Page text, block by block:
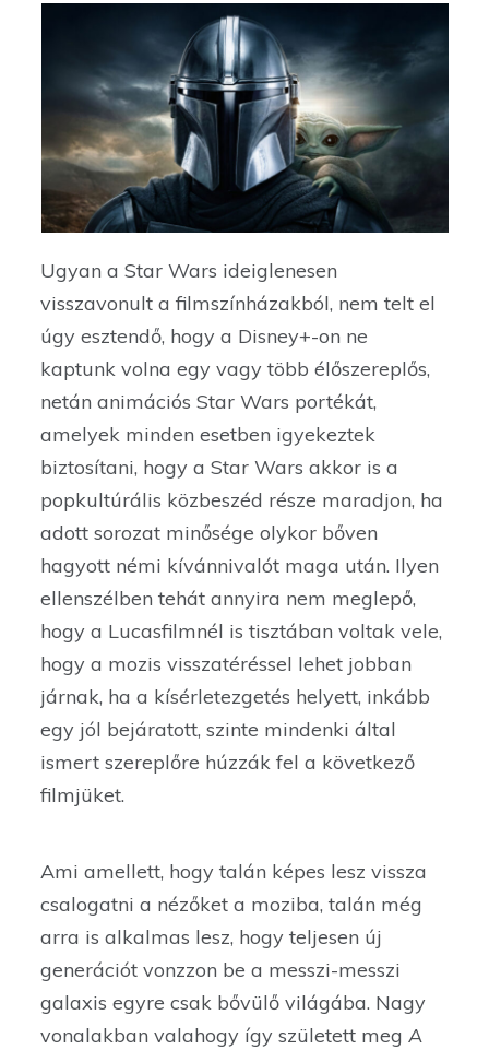
Ugyan a Star Wars ideiglenesen
visszavonult a filmszínházakból, nem telt el
úgy esztendő, hogy a Disney+-on ne
kaptunk volna egy vagy több élőszereplős,
netán animációs Star Wars portékát,
amelyek minden esetben igyekeztek
biztosítani, hogy a Star Wars akkor is a
popkultúrális közbeszéd része maradjon, ha
adott sorozat minősége olykor bőven
hagyott némi kívánnivalót maga után. Ilyen
ellenszélben tehát annyira nem meglepő,
hogy a Lucasfilmnél is tisztában voltak vele,
hogy a mozis visszatéréssel lehet jobban
járnak, ha a kísérletezgetés helyett, inkább
egy jól bejáratott, szinte mindenki által
ismert szereplőre húzzák fel a következő
filmjüket.
Ami amellett, hogy talán képes lesz vissza
csalogatni a nézőket a moziba, talán még
arra is alkalmas lesz, hogy teljesen új
generációt vonzzon be a messzi-messzi
galaxis egyre csak bővülő világába. Nagy
vonalakban valahogy így született megA